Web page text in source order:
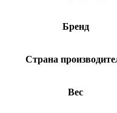
Бренд
Страна
Вес